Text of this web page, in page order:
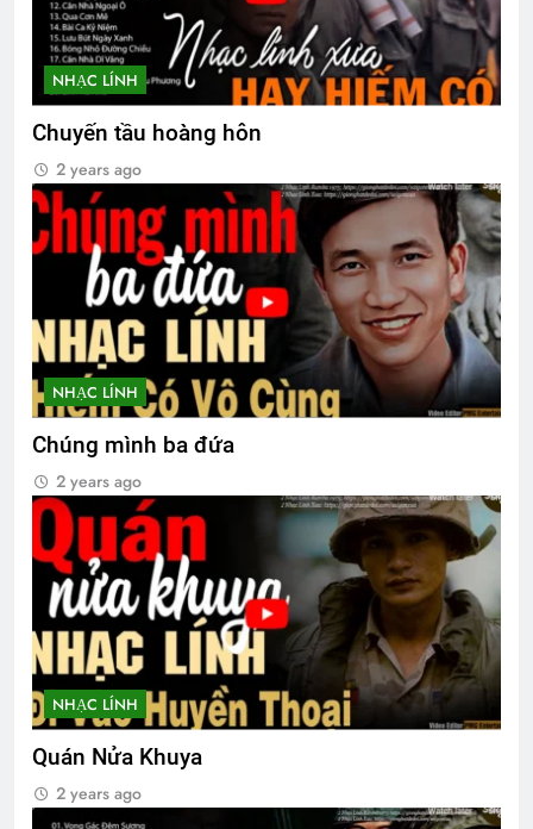
Thiết Đoàn 5 Kỵ Binh VNCH
2 Years Ago
Tiểu Đoàn 1 Nhảy Dù VNCH
Tướng Ngô Quang Trưởng
2 Years Ago
KẺ ĂN MÀY TRONG TÔI (Rabindranath
Tagore)
3 Years Ago
Quang Lập – Nhạc lính 2
2 Years Ago
SỰ THẬT BỊ CHE GIẤU (Rabindranath
Tagore)
3 Years Ago
Website Đại Hội VBTC 2026
NHẠC LÍNH
Chuyến tầu hoàng hôn
2 years ago
NHẠC LÍNH
Chúng mình ba đứa
2 years ago
NHẠC LÍNH
Quán Nửa Khuya
2 years ago